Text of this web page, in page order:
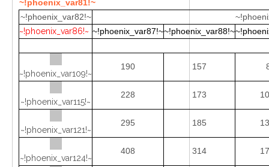
~!phoenix_var81!~
~!phoenix_var82!~
~!phoenix_var86!~ ~!phoenix_var87!~~!phoenix_var88!~
~!phoenix_var109!~
190 157
~!phoenix_var115!~
228 173
~!phoenix_var121!~
295 185
~!phoenix_var124!~
408 314